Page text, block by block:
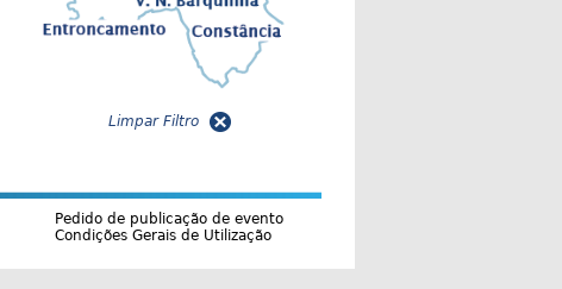
Limpar Filtro
Pedido de publicação de evento
Condições Gerais de Utilização